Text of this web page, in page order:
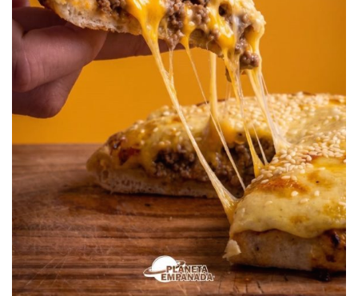
adoquines, frente a su propio despacho, seguramente le
volvió a dar un dolor de cabeza.
-¿Y de eso qué opina, don Cacho?
-No soy ingeniero ni opinólogo pibe, pero supongo que
algo se hizo mal en la obra de desagües porque antes no
pasaba. La barredora no es el primer vehículo que ha
transitado o estacionado frente a la municipalidad. Incluso,
el adoquinado ya se había roto antes de este accidente.
Además, en la radio, el propio Mario García (director de
Obras Públicas), hablando en el programa de Fabián Barda,
reconoció que hubo un error y adelantó que se va a
colocar una losa arriba.